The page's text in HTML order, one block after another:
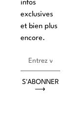
infos
exclusives
et bien plus
encore.
S'ABONNER
⟶